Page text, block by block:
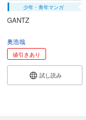
少年・青年マンガ
GANTZ
奥浩哉
値引きあり
試し読み